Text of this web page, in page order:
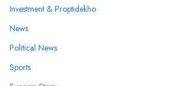
Investment & Proptidekho
News
Political News
Sports